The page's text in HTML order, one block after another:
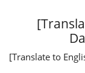
[Translate to